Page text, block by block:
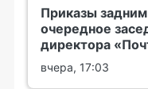
Приказы
очередное
директора
вчера, 17:03